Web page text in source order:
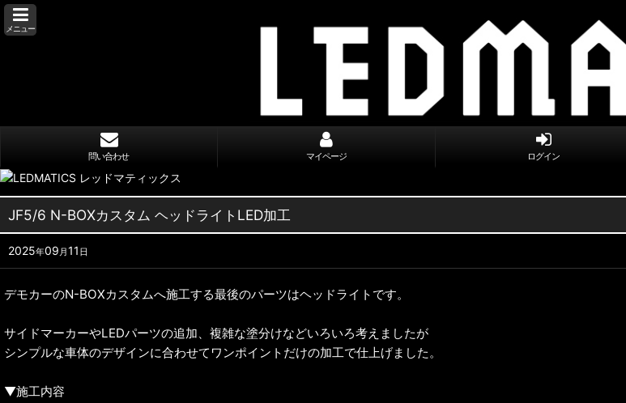
メニュー
問い合わせ マイページ ログイン
JF5/6 N-BOXカスタム ヘッドライトLED加工
2025年09 月 11 日
デモカーのN-BOXカスタムへ施工する最後のパーツはヘッドライトです。
サイドマーカーやLEDパーツの追加、複雑な塗分けなどいろいろ考えましたが
シンプルな車体のデザインに合わせてワンポイントだけの加工で仕上げました。
▼施工内容